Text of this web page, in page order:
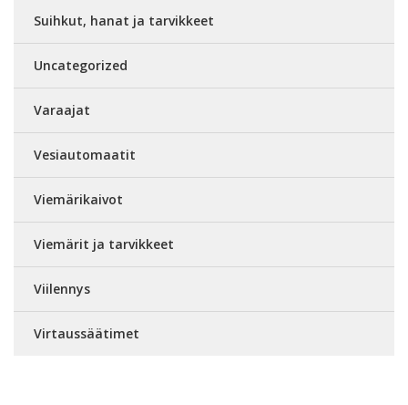
Suihkut, hanat ja tarvikkeet
Uncategorized
Varaajat
Vesiautomaatit
Viemärikaivot
Viemärit ja tarvikkeet
Viilennys
Virtaussäätimet